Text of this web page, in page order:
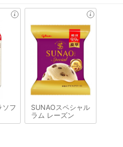
ソフ
SUNAOスペシャル
ラム レーズン